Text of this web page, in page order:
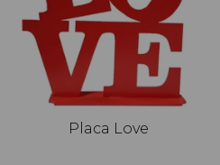
Placa Love